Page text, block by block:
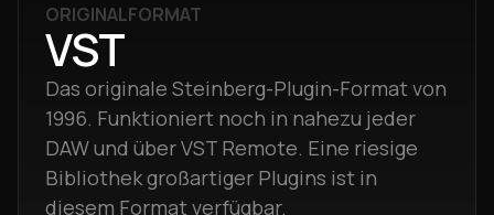
ORIGINALFORMAT
VST
Das originale Steinberg-Plugin-Format von
1996. Funktioniert noch in nahezu jeder
DAW und über VST Remote. Eine riesige
Bibliothek großartiger Plugins ist in
diesem Format verfügbar.